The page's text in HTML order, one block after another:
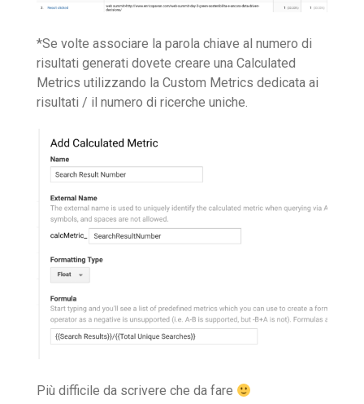
*Se volte associare la parola chiave al numero di
risultati generati dovete creare una Calculated
Metrics utilizzando la Custom Metrics dedicata ai
risultati / il numero di ricerche uniche.
Più difficile da scrivere che da fare